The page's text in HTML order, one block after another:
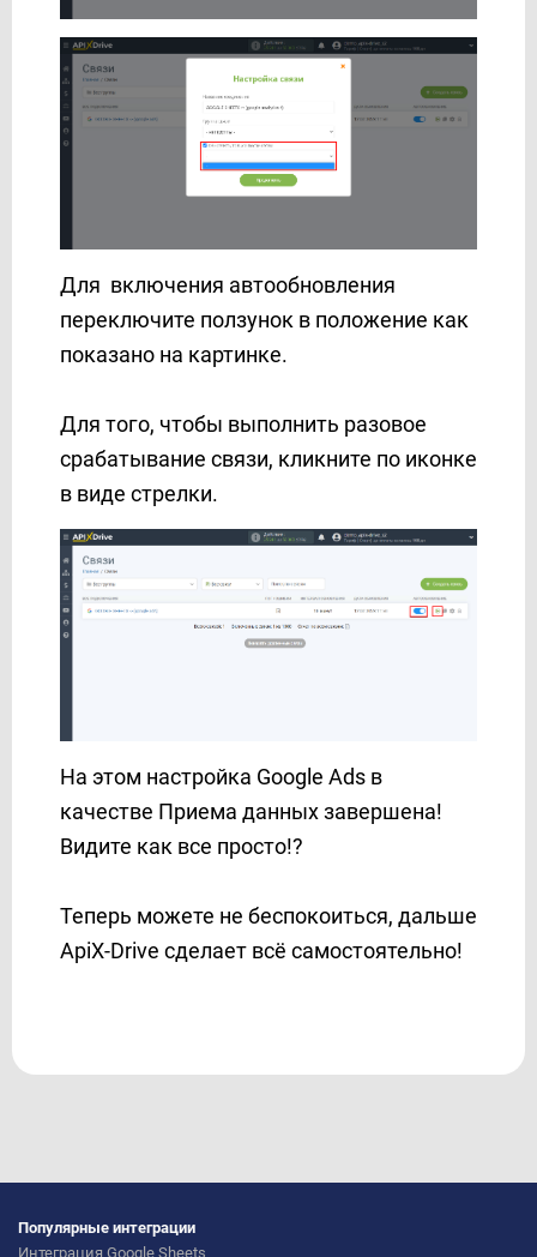
Для включения автообновления
переключите ползунок в положение как
показано на картинке.
Для того, чтобы выполнить разовое
срабатывание связи, кликните по иконке
в виде стрелки.
На этом настройка Google Ads в
качестве Приема данных завершена!
Видите как все просто!?
Теперь можете не беспокоиться, дальше
ApiX-Drive сделает всё самостоятельно!
Популярные интеграции
Интеграция Google Sheets